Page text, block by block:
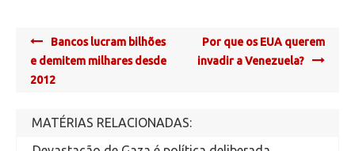
Post
navigation
Bancos lucram bilhões
e demitem milhares desde
2012
Por que os EUA querem
invadir a Venezuela?
MATÉRIAS RELACIONADAS: